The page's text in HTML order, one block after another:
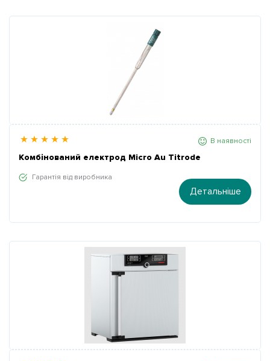
В наявності
Комбінований електрод Micro Au Titrode
Гарантія від виробника
Детальніше